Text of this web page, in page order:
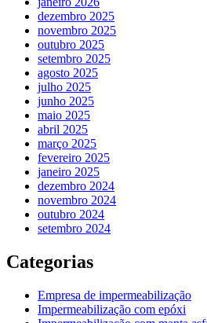
dezembro 2025
novembro 2025
outubro 2025
setembro 2025
agosto 2025
julho 2025
junho 2025
maio 2025
abril 2025
março 2025
fevereiro 2025
janeiro 2025
dezembro 2024
novembro 2024
outubro 2024
setembro 2024
Categorias
Empresa de impermeabilização
Impermeabilização com epóxi